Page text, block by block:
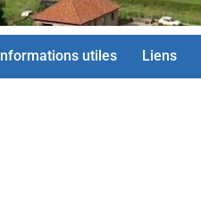
Informations utiles Liens